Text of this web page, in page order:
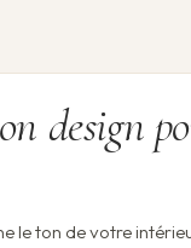
design
le ton de votre